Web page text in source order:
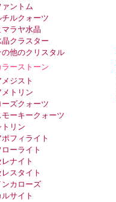
ァントム
チルクォーツ
マラヤ水晶
晶クラスター
の他のクリスタル
ラーストーン
メジスト
メトリン
ーズクォーツ
モーキークォーツ
トリン
ポフィライト
ローライト
レナイト
レスタイト
ンカローズ
ルサイト